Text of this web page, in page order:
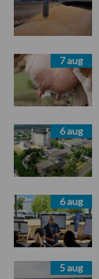
7 aug
6 aug
6 aug
5 aug